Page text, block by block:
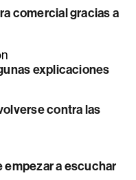
comercial gracias a
explicaciones
contra las
empezar a escuchar